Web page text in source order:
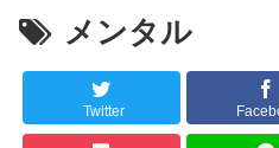
メンタル
Twitter